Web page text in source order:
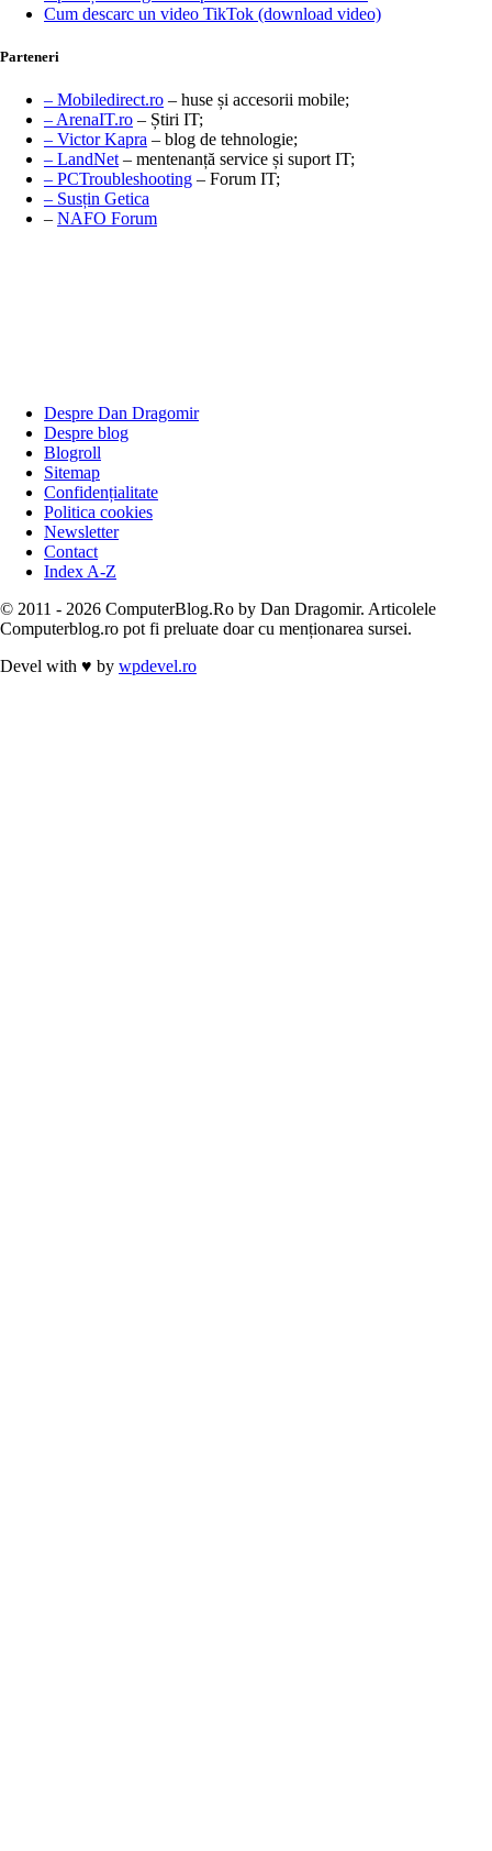
Cum descarc un video TikTok (download video)
Parteneri
– Mobiledirect.ro – huse și accesorii mobile;
– ArenaIT.ro – Știri IT;
– Victor Kapra – blog de tehnologie;
– LandNet – mentenanță service și suport IT;
– PCTroubleshooting – Forum IT;
– Susțin Getica
– NAFO Forum
Despre Dan Dragomir
Despre blog
Blogroll
Sitemap
Confidențialitate
Politica cookies
Newsletter
Contact
Index A-Z
© 2011 - 2026 ComputerBlog.Ro by Dan Dragomir. Articolele
Computerblog.ro pot fi preluate doar cu menționarea sursei.
Devel with ♥ by wpdevel.ro